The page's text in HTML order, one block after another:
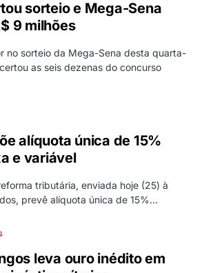
CRIA PROJETO
A LOJISTAS
sorteio e Mega-Sena
9 milhões
as seis dezenas do concurso